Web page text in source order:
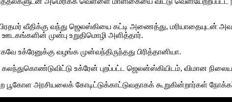
வீதிக்கு வந்து ஜெலஸ்கியை கட்டி அணைத்து, மரியாதையுடன்
முன்பு உறுதிமொழி அளித்தார்.
உக்ரேனுக்கு வழங்க முன்வந்திருந்தது பிரித்தானியா.
கலந்துகொண்டுவிட்டு உக்ரேன் புறப்பட்ட ஜெலன்ஸ்கியிடம், விமான
பூகோள அரசியலைக் கோடிட்டுக்காட்டுவதாகக் கூறுகின்றார்கள்